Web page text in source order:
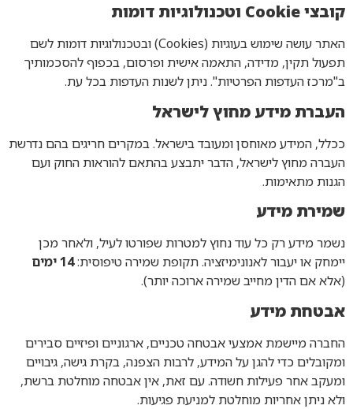
קובצי Cookie וטכנולוגיות דומות
האתר עושה שימוש בעוגיות (Cookies) ובטכנולוגיות דומות לשם
תפעול תקין, מדידה, התאמה אישית ופרסום, בכפוף להסכמותיך
ב"מרכז העדפות הפרטיות". ניתן לשנות העדפות בכל עת.
העברת מידע מחוץ לישראל
ככלל, המידע מאוחסן ומעובד בישראל. במקרים חריגים בהם נדרשת
העברה מחוץ לישראל, הדבר יתבצע בהתאם להוראות החוק ועם
הגנות מתאימות.
שמירת מידע
נשמר מידע רק כל עוד נחוץ למטרות שפורטו לעיל, ולאחר מכן
יימחק או יעבור לאנונימיזציה. תקופת שמירה טיפוסית:14 ימים
(אלא אם הדין מחייב שמירה ארוכה יותר).
אבטחת מידע
החברה מיישמת אמצעי אבטחה טכניים, ארגוניים ופיזיים סבירים
ומקובלים כדי להגן על המידע, לרבות הצפנה, בקרת גישה, גיבויים
ומעקב אחר פעילות חשודה. עם זאת, אין אבטחה מוחלטת ברשת,
ולא ניתן אחריות מוחלטת למניעת פגיעות.